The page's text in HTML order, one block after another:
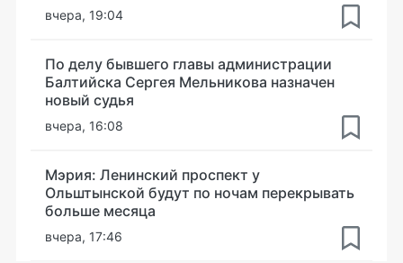
вчера, 19:04
По делу бывшего главы администрации
Балтийска Сергея Мельникова назначен
новый судья
вчера, 16:08
Мэрия: Ленинский проспект у
Ольштынской будут по ночам перекрывать
больше месяца
вчера, 17:46